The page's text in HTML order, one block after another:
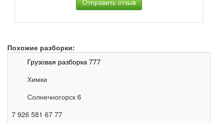
Похожие разборки:
Грузовая разборка 777
Химки
Солнечногорск 6
7 926 581 67 77